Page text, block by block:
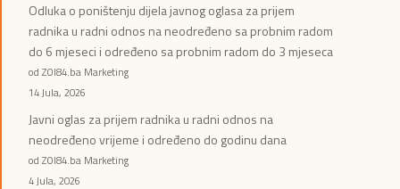
Odluka o poništenju dijela javnog oglasa za prijem
radnika u radni odnos na neodređeno sa probnim radom
do 6 mjeseci i određeno sa probnim radom do 3 mjeseca
od ZOI84.ba Marketing
14 Jula, 2026
Javni oglas za prijem radnika u radni odnos na
neodređeno vrijeme i određeno do godinu dana
od ZOI84.ba Marketing
4 Jula, 2026